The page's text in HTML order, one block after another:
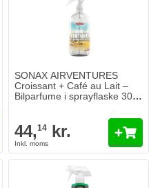
SONAX AIRVENTURES
Croissant + Café au Lait –
Bilparfume i sprayflaske 300
44,14 kr.